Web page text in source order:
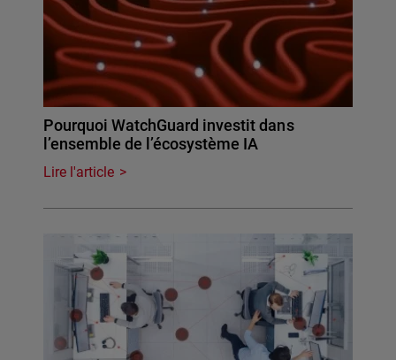
Pourquoi WatchGuard investit dans
l’ensemble de l’écosystème IA
Lire l'article